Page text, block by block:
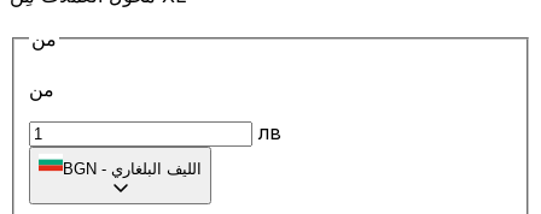
من
من
лв
BGN - الليف البلغاري